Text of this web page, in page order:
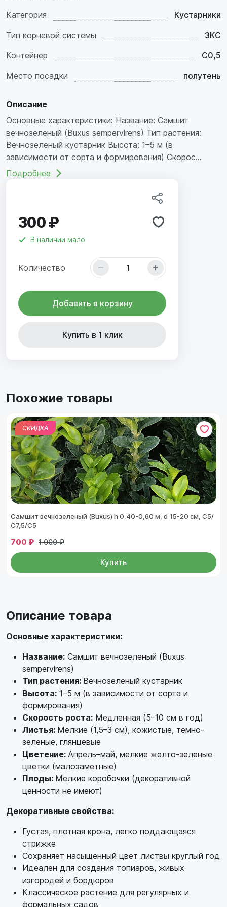
Категория
Кустарники
Тип корневой системы
ЗКС
Контейнер
C0,5
Место посадки
полутень
Описание
Основные характеристики: Название: Самшит
вечнозеленый (Buxus sempervirens) Тип растения:
Вечнозеленый кустарник Высота: 1–5 м (в
зависимости от сорта и формирования) Скорос...
Подробнее
300 ₽
В наличии мало
Количество
Добавить в корзину
Купить в 1 клик
Похожие товары
СКИДКА
Самшит вечнозеленый (Buxus) h 0,40-0,60 м, d 15-20 см, С5/
С7,5/С5
1 000 ₽
700 ₽
Купить
Описание товара
Основные характеристики:
Название: Самшит вечнозеленый (Buxus
sempervirens)
Тип растения: Вечнозеленый кустарник
Высота: 1–5 м (в зависимости от сорта и
формирования)
Скорость роста: Медленная (5–10 см в год)
Листья: Мелкие (1,5–3 см), кожистые, темно-
зеленые, глянцевые
Цветение: Апрель–май, мелкие желто-зеленые
цветки (малозаметные)
Плоды: Мелкие коробочки (декоративной
ценности не имеют)
Декоративные свойства:
Густая, плотная крона, легко поддающаяся
стрижке
Сохраняет насыщенный цвет листвы круглый год
Идеален для создания топиаров, живых
изгородей и бордюров
Классическое растение для регулярных и
формальных садов